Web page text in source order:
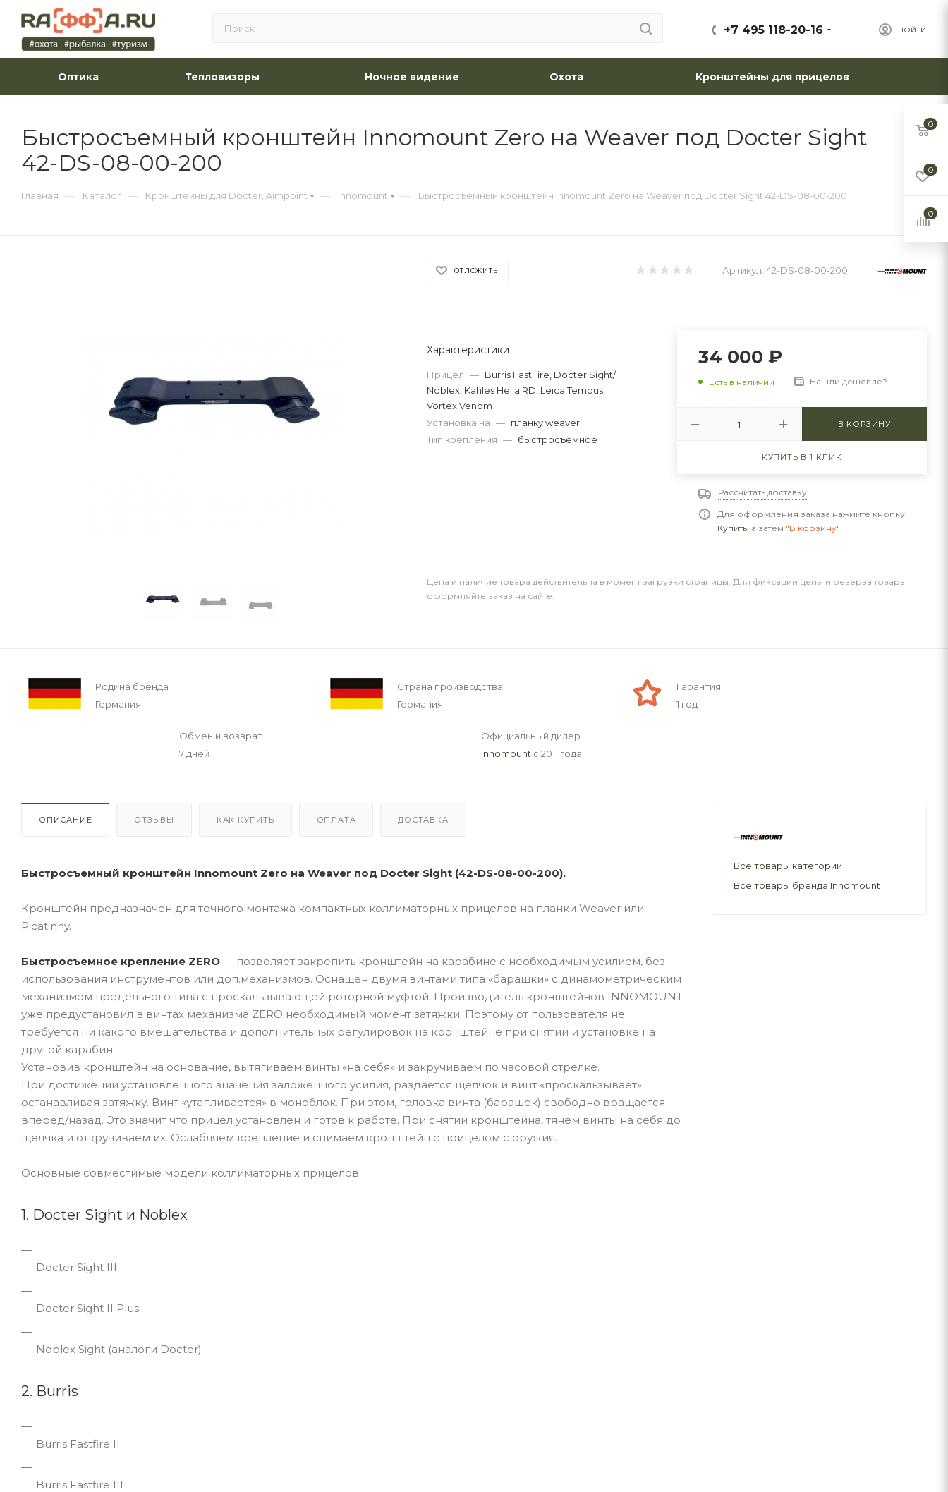
ВОЙТИ
+7 495 118-20-16
Оптика Тепловизоры Ночное видение Охота Кронштейны для прицелов
Быстросъемный кронштейн Innomount Zero на Weaver под Docter Sight
42-DS-08-00-200
Главная — Каталог — Кронштейны для Docter, Aimpoint — Innomount — Быстросъемный кронштейн Innomount Zero на Weaver под Docter Sight 42-DS-08-00-200
ОТЛОЖИТЬ Артикул: 42-DS-08-00-200
Характеристики
Прицел — Burris FastFire, Docter Sight/
Noblex, Kahles Helia RD, Leica Tempus,
Vortex Venom
Установка на — планку weaver
Тип крепления — быстросъемное
34 000 ₽
Есть в наличии Нашли дешевле?
В КОРЗИНУ
КУПИТЬ В 1 КЛИК
Рассчитать доставку
Для оформления заказа нажмите кнопку
Купить, а затем "В корзину"
Цена и наличие товара действительна в момент загрузки страницы. Для фиксации цены и резерва товара
оформляйте заказ на сайте.
Родина бренда
Германия
Страна производства
Германия
Гарантия
1 год
Обмен и возврат
7 дней
Официальный дилер
Innomount с 2011 года
ОПИСАНИЕ ОТЗЫВЫ КАК КУПИТЬ ОПЛАТА ДОСТАВКА
Быстросъемный кронштейн Innomount Zero на Weaver под Docter Sight (42-DS-08-00-200).
Кронштейн предназначен для точного монтажа компактных коллиматорных прицелов на планки Weaver или
Picatinny.
Быстросъемное крепление ZERO — позволяет закрепить кронштейн на карабине с необходимым усилием, без
использования инструментов или доп.механизмов. Оснащен двумя винтами типа «барашки» с динамометрическим
механизмом предельного типа с проскальзывающей роторной муфтой. Производитель кронштейнов INNOMOUNT
уже предустановил в винтах механизма ZERO необходимый момент затяжки. Поэтому от пользователя не
требуется ни какого вмешательства и дополнительных регулировок на кронштейне при снятии и установке на
другой карабин.
Установив кронштейн на основание, вытягиваем винты «на себя» и закручиваем по часовой стрелке.
При достижении установленного значения заложенного усилия, раздается щелчок и винт «проскальзывает»
останавливая затяжку. Винт «утапливается» в моноблок. При этом, головка винта (барашек) свободно вращается
вперед/назад. Это значит что прицел установлен и готов к работе. При снятии кронштейна, тянем винты на себя до
щелчка и откручиваем их. Ослабляем крепление и снимаем кронштейн с прицелом с оружия.
Основные совместимые модели коллиматорных прицелов:
1. Docter Sight и Noblex
Docter Sight III
Docter Sight II Plus
Noblex Sight (аналоги Docter)
2. Burris
Burris Fastfire II
Burris Fastfire III
Все товары категории
Все товары бренда Innomount
0
0
0